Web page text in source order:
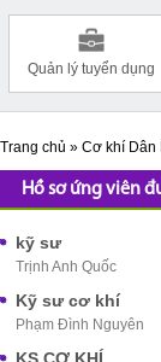
Quản lý tuyển dụng
Trang chủ » Cơ khí Dân
Hồ sơ ứng viên
kỹ sư
Trịnh Anh Quốc
Kỹ sư cơ khí
Phạm Đình Nguyên